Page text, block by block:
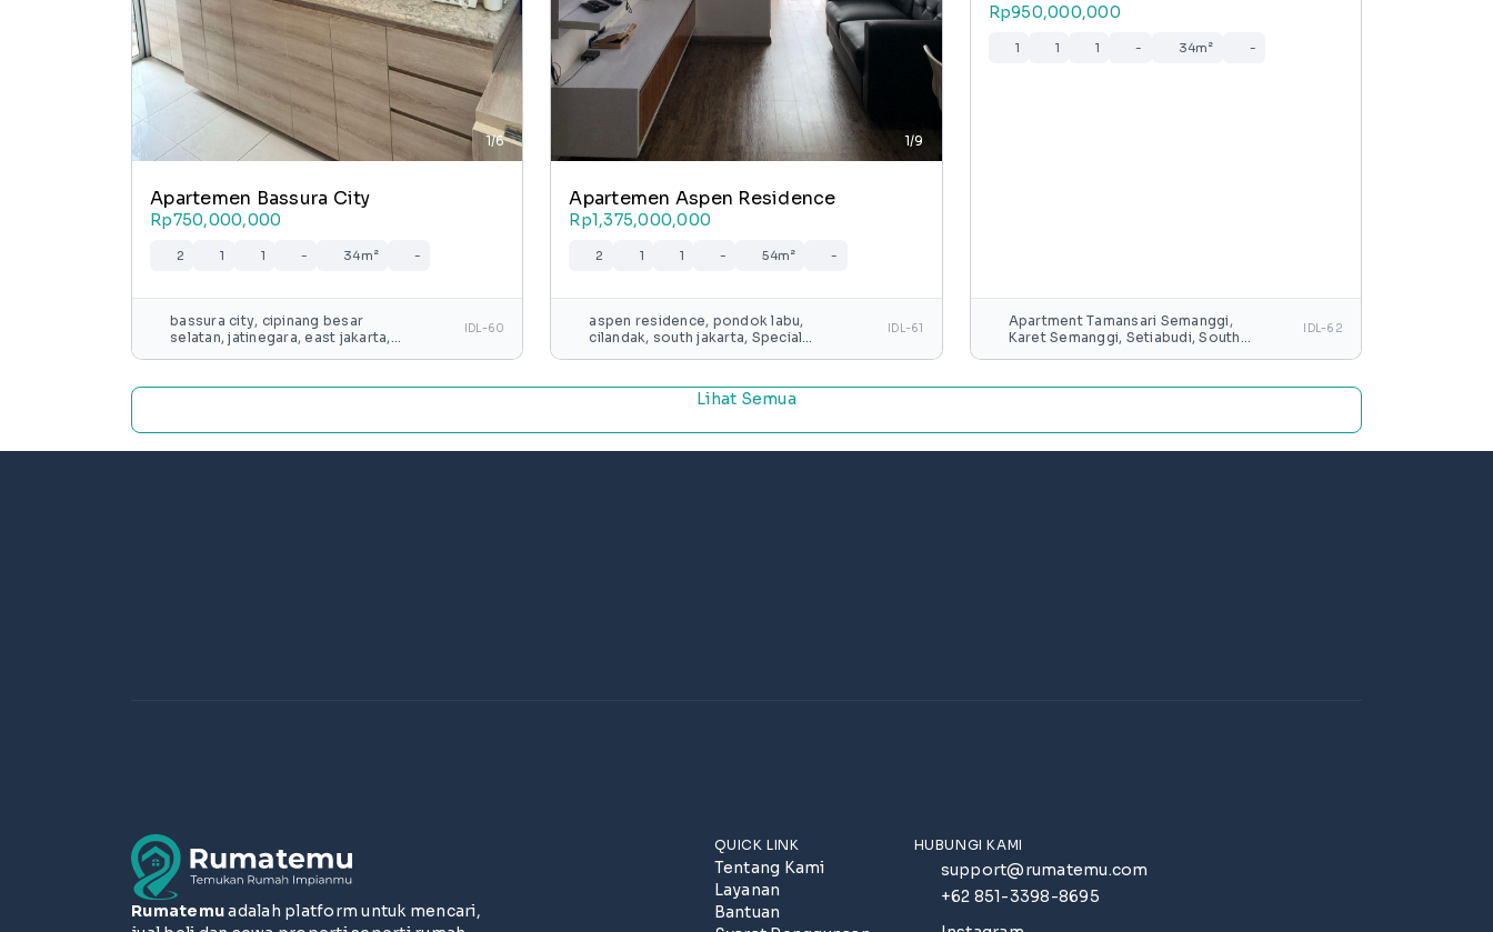
1/6
Apartemen Bassura City
Rp750,000,000
2 1 1 - 34m² -
bassura city, cipinang besar
selatan, jatinegara, east jakarta,
IDL-60
1/9
Apartemen Aspen Residence
Rp1,375,000,000
2 1 1 - 54m² -
aspen residence, pondok labu,
cilandak, south jakarta, Special
IDL-61
Rp950,000,000
1 1 1 - 34m² -
Apartment Tamansari Semanggi,
Karet Semanggi, Setiabudi, South
IDL-62
Lihat Semua
Rumatemuadalah platform untuk mencari,
QUICK LINK
Tentang Kami
Layanan
Bantuan
HUBUNGI KAMI
support@rumatemu.com
+62 851-3398-8695